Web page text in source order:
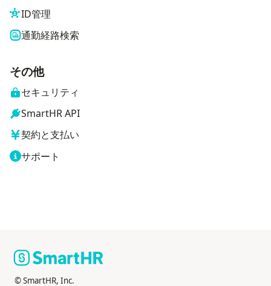
ID管理
通勤経路検索
その他
セキュリティ
SmartHR API
契約と支払い
サポート
© SmartHR, Inc.